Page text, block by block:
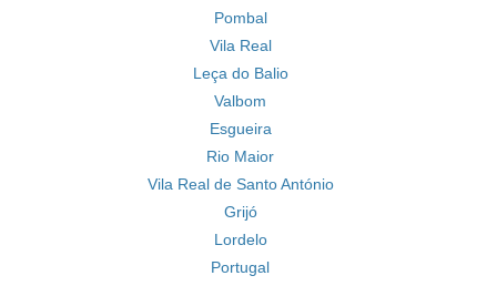
Pombal
Vila Real
Leça do Balio
Valbom
Esgueira
Rio Maior
Vila Real de Santo António
Grijó
Lordelo
Portugal